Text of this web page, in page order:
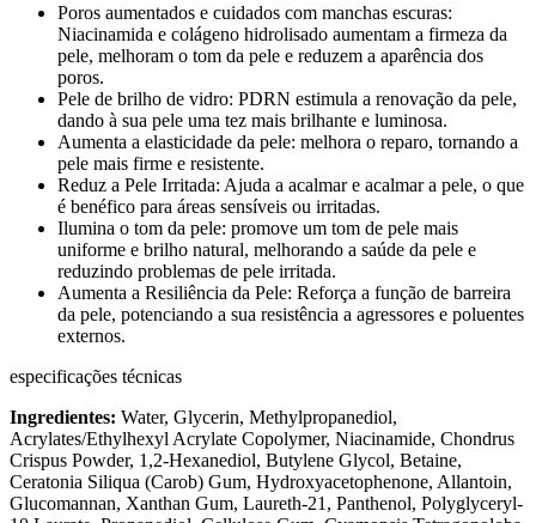
Poros aumentados e cuidados com manchas escuras:
Niacinamida e colágeno hidrolisado aumentam a firmeza da
pele, melhoram o tom da pele e reduzem a aparência dos
poros.
Pele de brilho de vidro: PDRN estimula a renovação da pele,
dando à sua pele uma tez mais brilhante e luminosa.
Aumenta a elasticidade da pele: melhora o reparo, tornando a
pele mais firme e resistente.
Reduz a Pele Irritada: Ajuda a acalmar e acalmar a pele, o que
é benéfico para áreas sensíveis ou irritadas.
Ilumina o tom da pele: promove um tom de pele mais
uniforme e brilho natural, melhorando a saúde da pele e
reduzindo problemas de pele irritada.
Aumenta a Resiliência da Pele: Reforça a função de barreira
da pele, potenciando a sua resistência a agressores e poluentes
externos.
especificações técnicas
Ingredientes: Water, Glycerin, Methylpropanediol,
Acrylates/Ethylhexyl Acrylate Copolymer, Niacinamide, Chondrus
Crispus Powder, 1,2-Hexanediol, Butylene Glycol, Betaine,
Ceratonia Siliqua (Carob) Gum, Hydroxyacetophenone, Allantoin,
Glucomannan, Xanthan Gum, Laureth-21, Panthenol, Polyglyceryl-